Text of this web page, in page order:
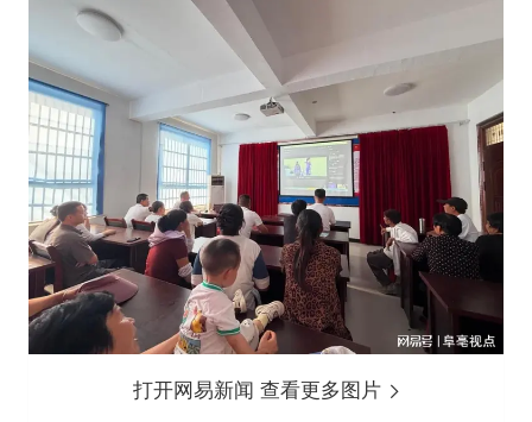
打开网易新闻 查看更多图片